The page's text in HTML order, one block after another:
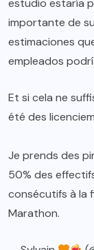
estudio estaría
importante de
estimaciones
empleados
Et si cela ne
été des
Je prends des
50% des
consécutifs à la
Marathon.